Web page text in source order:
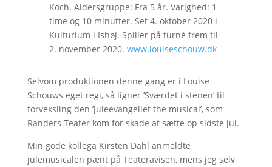
Koch. Aldersgruppe: Fra 5 år. Varighed: 1
time og 10 minutter. Set 4. oktober 2020 i
Kulturium i Ishøj. Spiller på turné frem til
2. november 2020. www.louiseschouw.dk
Selvom produktionen denne gang er i Louise
Schouws eget regi, så ligner ’Sværdet i stenen’ til
forveksling den ’Juleevangeliet the musical’, som
Randers Teater kom for skade at sætte op sidste jul.
Min gode kollega Kirsten Dahl anmeldte
julemusicalen pænt på Teateravisen, mens jeg selv